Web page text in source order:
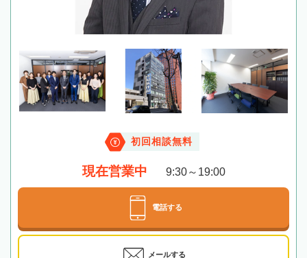
初回相談無料
現在営業中 9:30～19:00
電話する
メールする